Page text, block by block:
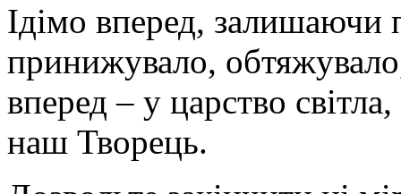
Ідімо вперед, залишаючи
принижувало,
вперед – у царство
наш Творець.